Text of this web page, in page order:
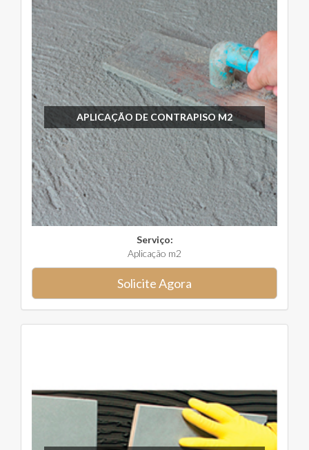
APLICAÇÃO DE CONTRAPISO M2
Serviço:
Aplicação m2
Solicite Agora